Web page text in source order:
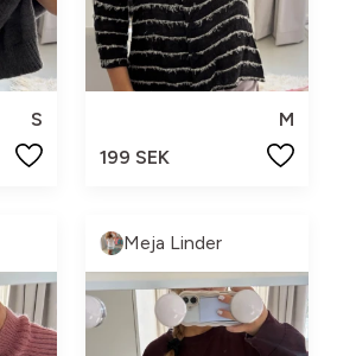
S
M
199 SEK
Meja Linder